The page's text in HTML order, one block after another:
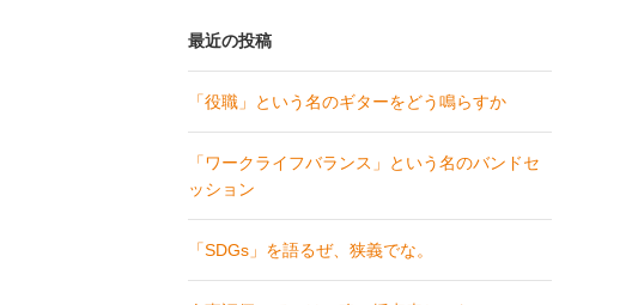
最近の投稿
「役職」という名のギターをどう鳴らすか
「ワークライフバランス」という名のバンドセ
ッション
「SDGs」を語るぜ、狭義でな。